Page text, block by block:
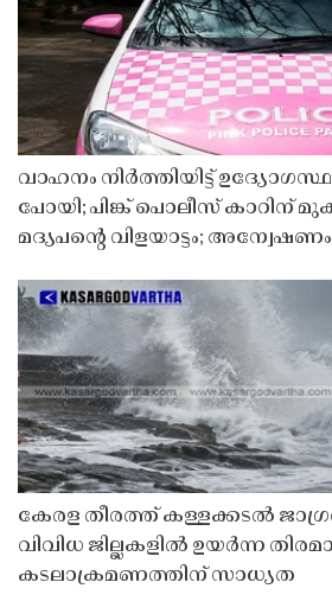
വാഹനം നിർത്തിയിട്ട്
പോയി; പിങ്ക് പൊലീസ് കാറിന്
മദ്യപൻ്റെ വിളയാട്ടം;
കേരള തീരത്ത് കള്ളക്കടൽ
വിവിധ ജില്ലകളിൽ ഉയർന്ന
കടലാക്രമണത്തിന് സാധ്യത